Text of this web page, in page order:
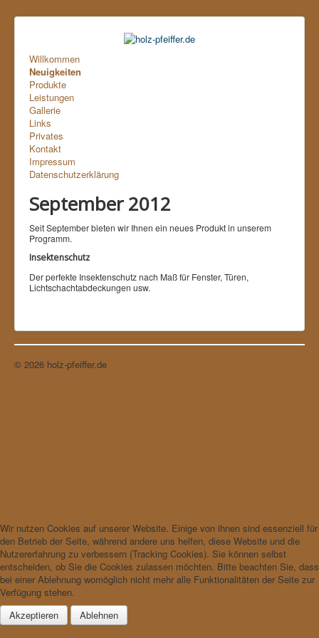
Willkommen
Neuigkeiten
Produkte
Leistungen
Gallerie
Links
Privates
Kontakt
Impressum
Datenschutzerklärung
September 2012
Seit September bieten wir Ihnen ein neues Produkt in unserem
Programm.
Insektenschutz
Der perfekte Insektenschutz nach Maß für Fenster, Türen,
Lichtschachtabdeckungen usw.
© 2026 holz-pfeiffer.de
Wir nutzen Cookies auf unserer Website. Einige von ihnen sind essenziell für
den Betrieb der Seite, während andere uns helfen, diese Website und die
Nutzererfahrung zu verbessern (Tracking Cookies). Sie können selbst
entscheiden, ob Sie die Cookies zulassen möchten. Bitte beachten Sie, dass
bei einer Ablehnung womöglich nicht mehr alle Funktionalitäten der Seite zur
Verfügung stehen.
Akzeptieren
Ablehnen